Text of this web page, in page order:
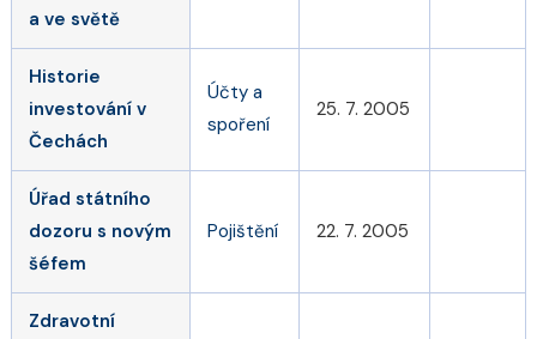
a ve světě
Historie
investování v
Čechách
Účty a
spoření
25. 7. 2005
Úřad státního
dozoru s novým
šéfem
Pojištění 22. 7. 2005
Zdravotní